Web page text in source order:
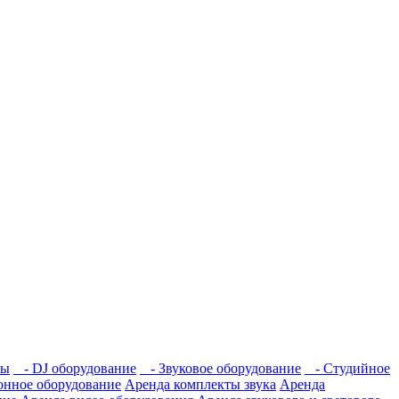
- DJ оборудование - Звуковое оборудование
- Студийное
оборудование Аренда комплекты звука Аренда